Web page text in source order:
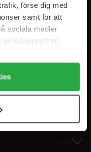
förse dig med
samt för att
sociala medier
accepterar du
kan anpassa
som helst återkalla
Integritetspolicy.